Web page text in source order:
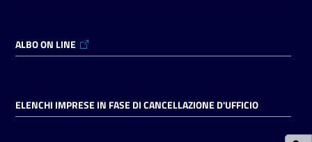
on line
ALBO ON LINE
ELENCHI IMPRESE IN FASE DI CANCELLAZIONE D'UFFICIO